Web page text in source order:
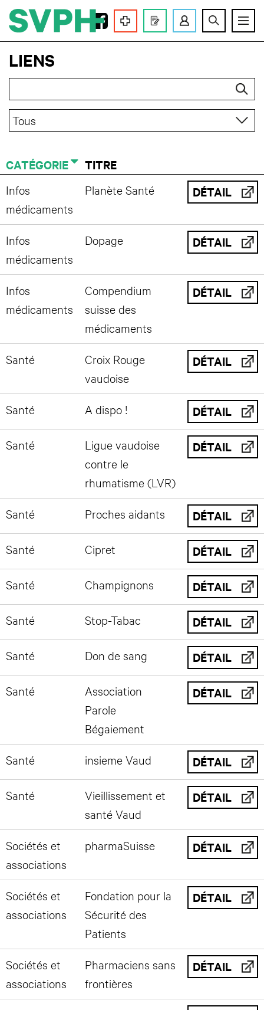
LA SVPH
FORMATIONS
MEMBRES
ASSEMBLÉES
LIENS
CATÉGORIE TITRE
Infos
médicaments
Planète Santé DÉTAIL
Infos
médicaments
Dopage DÉTAIL
Infos
médicaments
Compendium
suisse des
médicaments
DÉTAIL
Santé
Croix Rouge
vaudoise
DÉTAIL
Santé A dispo ! DÉTAIL
Santé
Ligue vaudoise
contre le
rhumatisme (LVR)
DÉTAIL
Santé Proches aidants DÉTAIL
Santé Cipret DÉTAIL
Santé Champignons DÉTAIL
Santé Stop-Tabac DÉTAIL
Santé Don de sang DÉTAIL
Santé
Association
Parole
Bégaiement
DÉTAIL
Santé insieme Vaud DÉTAIL
Santé
Vieillissement et
santé Vaud
DÉTAIL
Sociétés et
associations
pharmaSuisse DÉTAIL
Sociétés et
associations
Fondation pour la
Sécurité des
Patients
DÉTAIL
Sociétés et
associations
Pharmaciens sans
frontières
DÉTAIL